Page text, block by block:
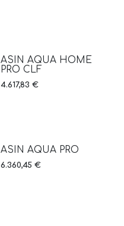
Nouveauté
ASIN AQUA HOME
PRO CLF
4.617,83 €
Nouveauté
ASIN AQUA PRO
6.360,45€